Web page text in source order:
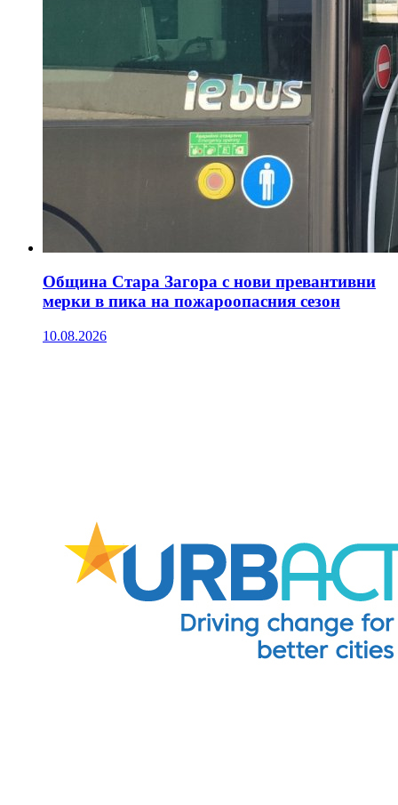
Община Стара Загора с нови превантивни
мерки в пика на пожароопасния сезон
10.08.2026